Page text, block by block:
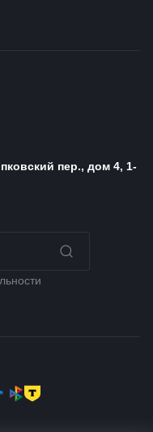
пер., дом 4, 1-